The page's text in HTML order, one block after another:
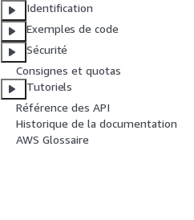
Identification
Exemples de code
Sécurité
Consignes et quotas
Tutoriels
Référence des API
Historique de la documentation
AWS Glossaire